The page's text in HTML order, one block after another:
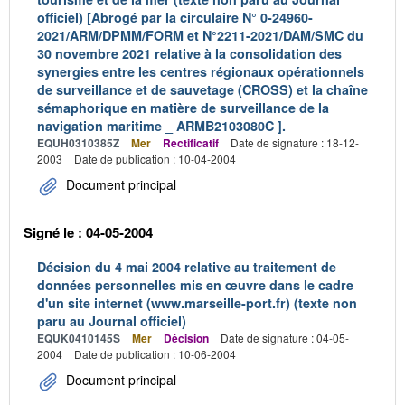
officiel) [Abrogé par la circulaire N° 0-24960-
2021/ARM/DPMM/FORM et N°2211-2021/DAM/SMC du
30 novembre 2021 relative à la consolidation des
synergies entre les centres régionaux opérationnels
de surveillance et de sauvetage (CROSS) et la chaîne
sémaphorique en matière de surveillance de la
navigation maritime _ ARMB2103080C ].
EQUH0310385Z Mer Rectificatif
Date de signature : 18-12-
2003
Date de publication : 10-04-2004
Document principal
Signé le : 04-05-2004
Décision du 4 mai 2004 relative au traitement de
données personnelles mis en œuvre dans le cadre
d'un site internet (www.marseille-port.fr) (texte non
paru au Journal officiel)
EQUK0410145S Mer Décision
Date de signature : 04-05-
2004
Date de publication : 10-06-2004
Document principal